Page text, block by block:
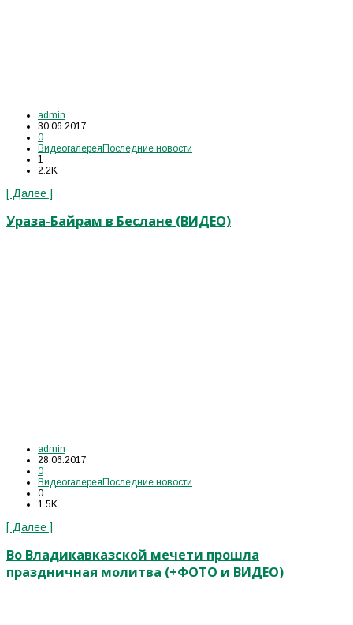
admin
30.06.2017
0
ВидеогалереяПоследние новости
1
2.2K
[ Далее ]
Ураза-Байрам в Беслане (ВИДЕО)
admin
28.06.2017
0
ВидеогалереяПоследние новости
0
1.5K
[ Далее ]
Во Владикавказской мечети прошла
праздничная молитва (+ФОТО и ВИДЕО)